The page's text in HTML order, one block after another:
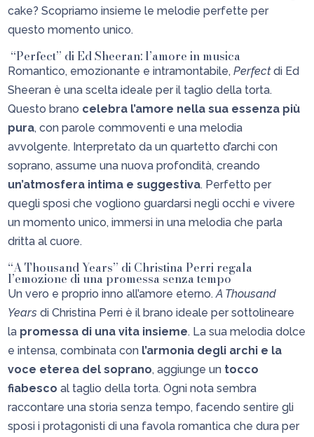
cake? Scopriamo insieme le melodie perfette per
questo momento unico.
“Perfect” di Ed Sheeran: l’amore in musica
Romantico, emozionante e intramontabile,Perfectdi Ed
Sheeran è una scelta ideale per il taglio della torta.
Questo brano celebra l’amore nella sua essenza più
pura, con parole commoventi e una melodia
avvolgente. Interpretato da un quartetto d’archi con
soprano, assume una nuova profondità, creando
un’atmosfera intima e suggestiva. Perfetto per
quegli sposi che vogliono guardarsi negli occhi e vivere
un momento unico, immersi in una melodia che parla
dritta al cuore.
“A Thousand Years” di Christina Perri regala
l’emozione di una promessa senza tempo
Un vero e proprio inno all’amore eterno.A Thousand
Years di Christina Perri è il brano ideale per sottolineare
la promessa di una vita insieme. La sua melodia dolce
e intensa, combinata con l’armonia degli archi e la
voce eterea del soprano, aggiunge un tocco
fiabesco al taglio della torta. Ogni nota sembra
raccontare una storia senza tempo, facendo sentire gli
sposi i protagonisti di una favola romantica che dura per